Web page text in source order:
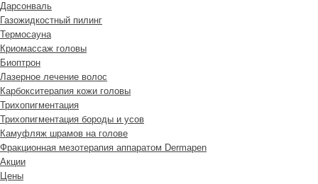
Дарсонваль
Газожидкостный пилинг
Термосауна
Криомассаж головы
Биоптрон
Лазерное лечение волос
Карбокситерапия кожи головы
Трихопигментация
Трихопигментация бороды и усов
Камуфляж шрамов на голове
Фракционная мезотерапия аппаратом Dermapen
Акции
Цены